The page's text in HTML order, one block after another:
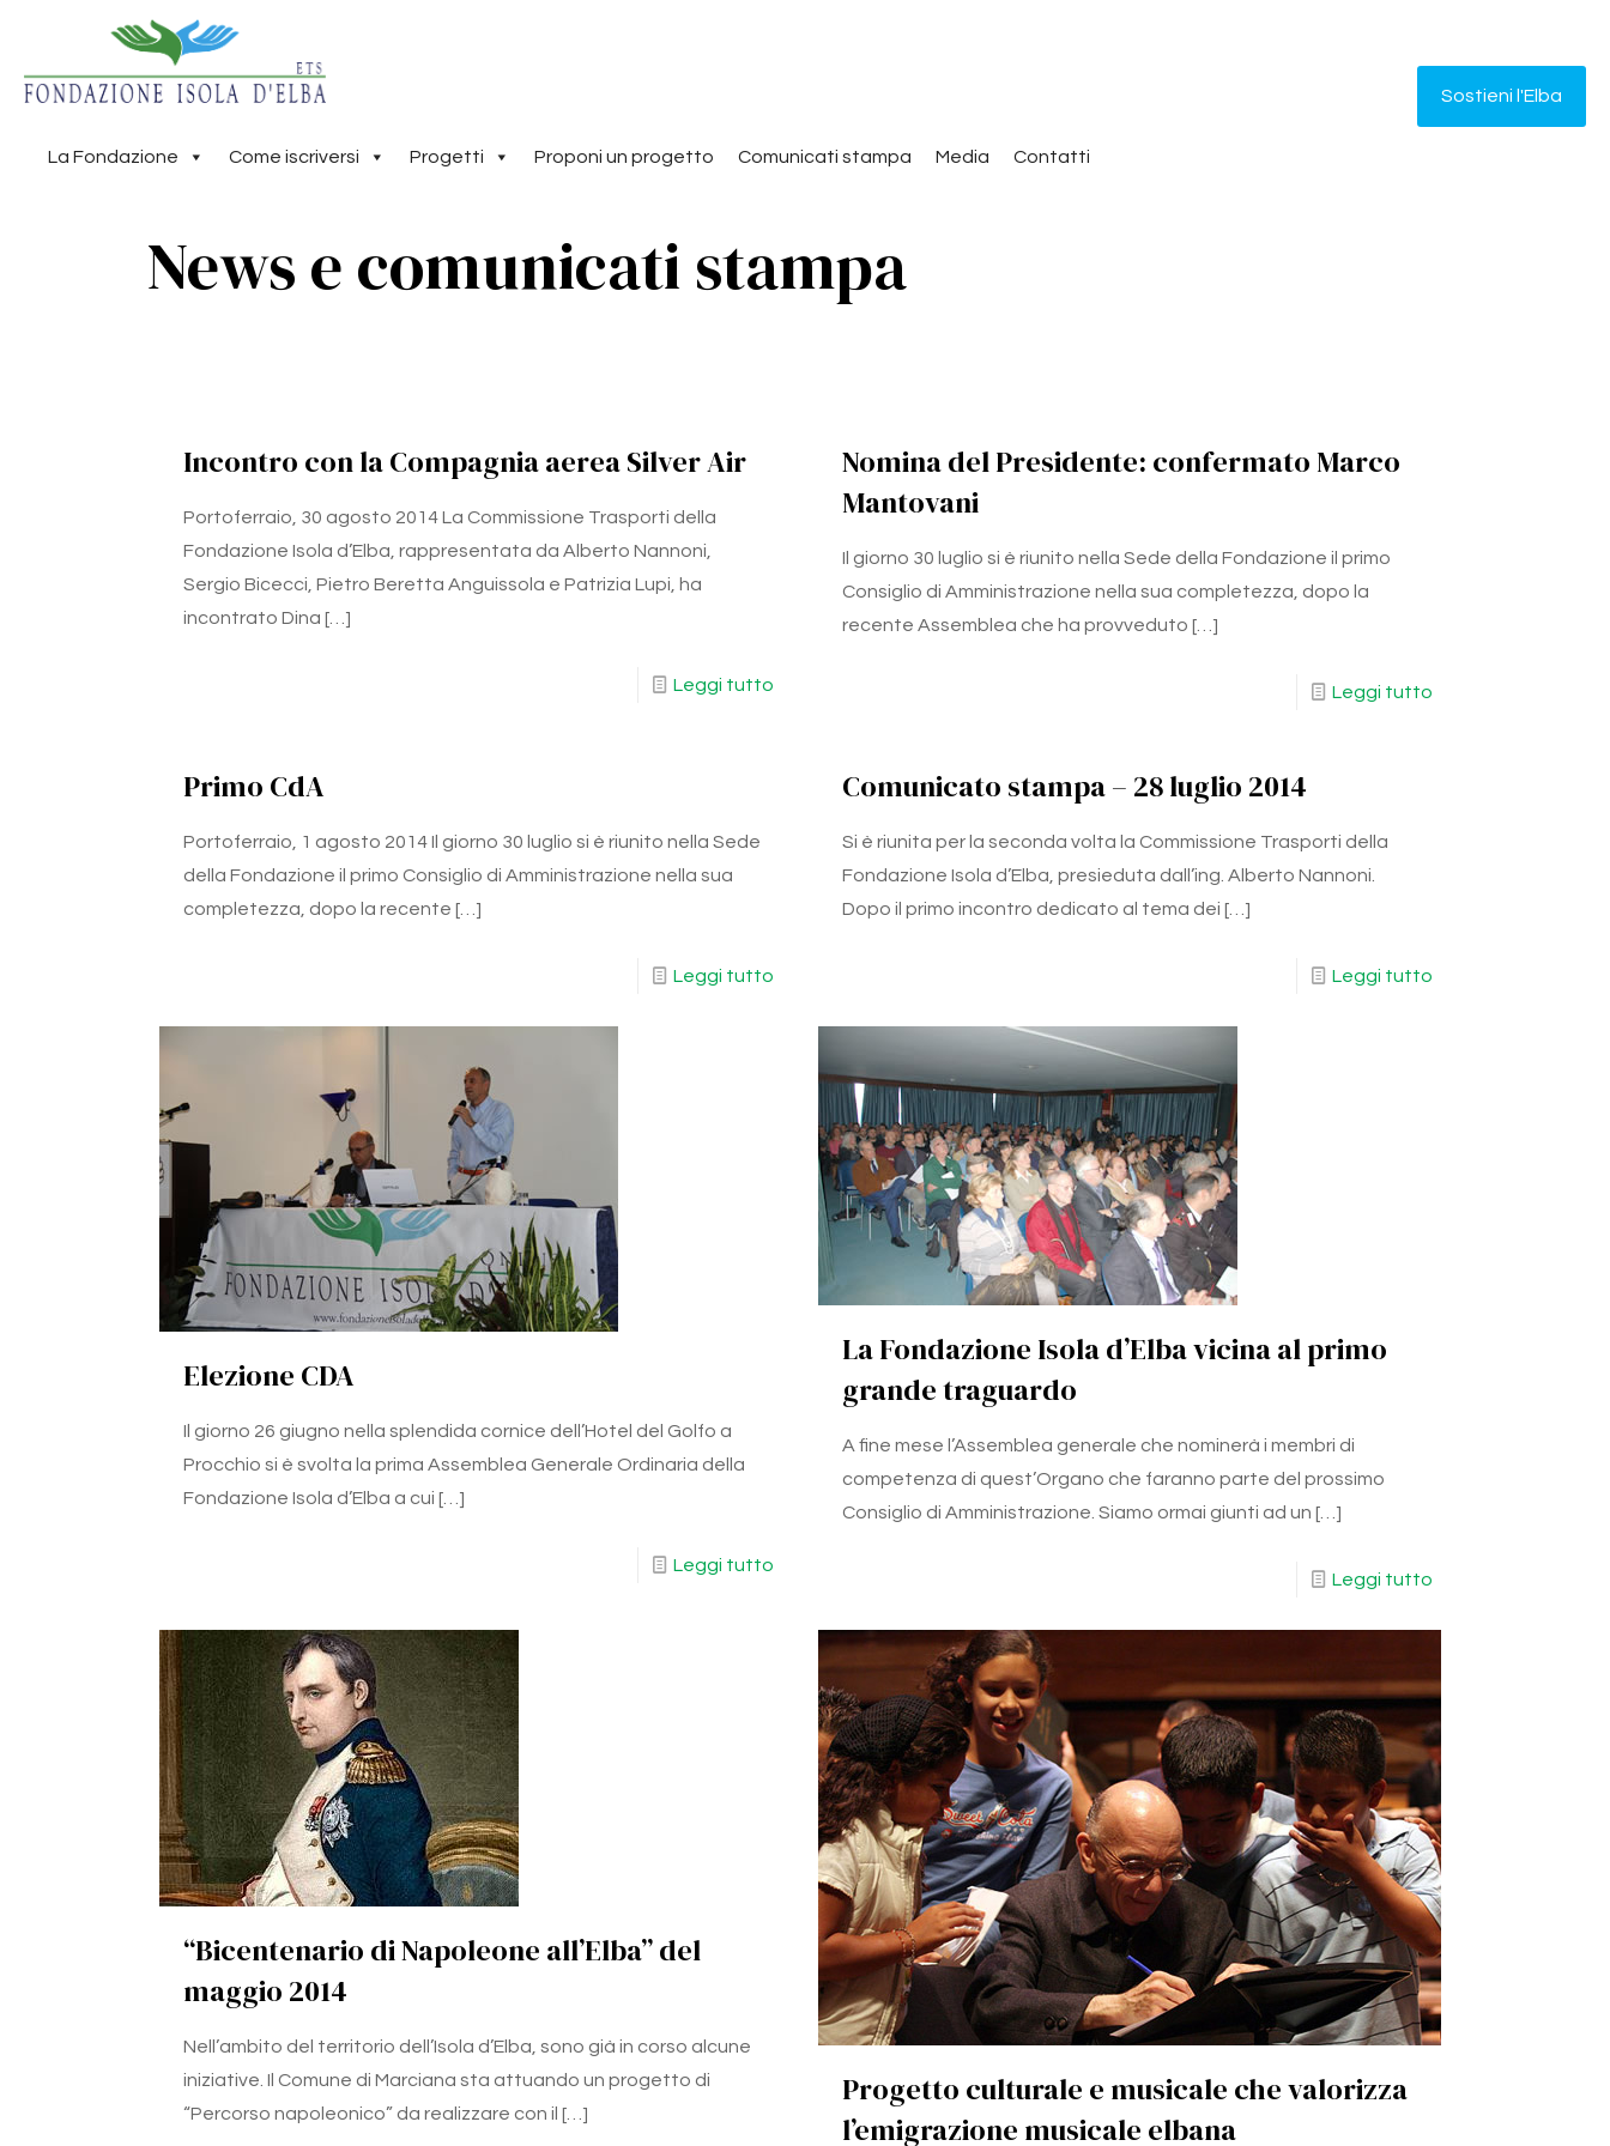
La Fondazione Come iscriversi Progetti Proponi un progetto Comunicati stampa Media Contatti
Sostieni l'Elba
News e comunicati stampa
Incontro con la Compagnia aerea Silver Air
Portoferraio, 30 agosto 2014 La Commissione Trasporti della
Fondazione Isola d’Elba, rappresentata da Alberto Nannoni,
Sergio Bicecci, Pietro Beretta Anguissola e Patrizia Lupi, ha
incontrato Dina […]
Leggi tutto
Nomina del Presidente: confermato Marco
Mantovani
Il giorno 30 luglio si è riunito nella Sede della Fondazione il primo
Consiglio di Amministrazione nella sua completezza, dopo la
recente Assemblea che ha provveduto […]
Leggi tutto
Primo CdA
Portoferraio, 1 agosto 2014 Il giorno 30 luglio si è riunito nella Sede
della Fondazione il primo Consiglio di Amministrazione nella sua
completezza, dopo la recente […]
Leggi tutto
Comunicato stampa – 28 luglio 2014
Si è riunita per la seconda volta la Commissione Trasporti della
Fondazione Isola d’Elba, presieduta dall’ing. Alberto Nannoni.
Dopo il primo incontro dedicato al tema dei […]
Leggi tutto
Elezione CDA
Il giorno 26 giugno nella splendida cornice dell’Hotel del Golfo a
Procchio si è svolta la prima Assemblea Generale Ordinaria della
Fondazione Isola d’Elba a cui […]
Leggi tutto
La Fondazione Isola d’Elba vicina al primo
grande traguardo
A fine mese l’Assemblea generale che nominerà i membri di
competenza di quest’Organo che faranno parte del prossimo
Consiglio di Amministrazione. Siamo ormai giunti ad un […]
Leggi tutto
“Bicentenario di Napoleone all’Elba” del
maggio 2014
Nell’ambito del territorio dell’Isola d’Elba, sono già in corso alcune
iniziative. Il Comune di Marciana sta attuando un progetto di
“Percorso napoleonico” da realizzare con il […]
Progetto culturale e musicale che valorizza
l’emigrazione musicale elbana